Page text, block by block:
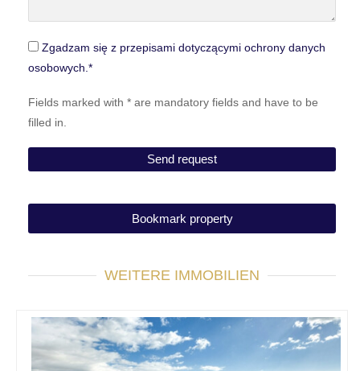
Zgadzam się z przepisami dotyczącymi ochrony danych
osobowych.*
Fields marked with * are mandatory fields and have to be
filled in.
Bookmark property
WEITERE IMMOBILIEN